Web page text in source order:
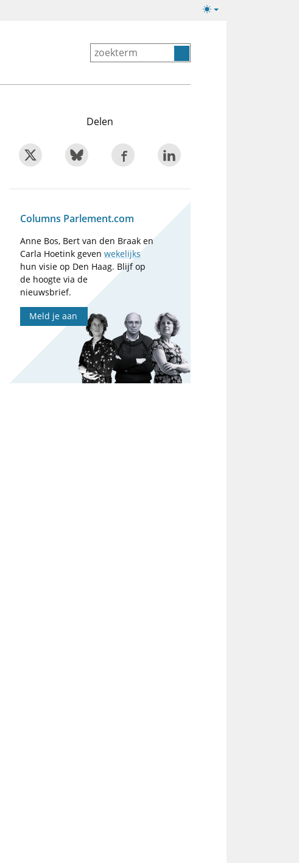
Lichte/donkere
Delen
Columns Parlement.com
Anne Bos, Bert van den Braak en
Carla Hoetink gevenwekelijks
hun visie op Den Haag. Blijf op
de hoogte via de
nieuwsbrief.
Meld je aan